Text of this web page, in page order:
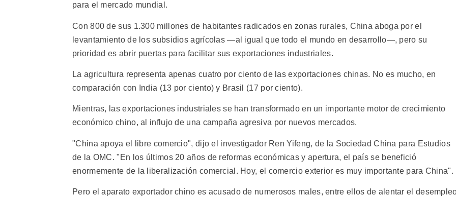
para el mercado mundial.
Con 800 de sus 1.300 millones de habitantes radicados en zonas rurales, China aboga por el
levantamiento de los subsidios agrícolas —al igual que todo el mundo en desarrollo—, pero su
prioridad es abrir puertas para facilitar sus exportaciones industriales.
La agricultura representa apenas cuatro por ciento de las exportaciones chinas. No es mucho, en
comparación con India (13 por ciento) y Brasil (17 por ciento).
Mientras, las exportaciones industriales se han transformado en un importante motor de crecimiento
económico chino, al influjo de una campaña agresiva por nuevos mercados.
"China apoya el libre comercio", dijo el investigador Ren Yifeng, de la Sociedad China para Estudios
de la OMC. "En los últimos 20 años de reformas económicas y apertura, el país se benefició
enormemente de la liberalización comercial. Hoy, el comercio exterior es muy importante para China".
Pero el aparato exportador chino es acusado de numerosos males, entre ellos de alentar el